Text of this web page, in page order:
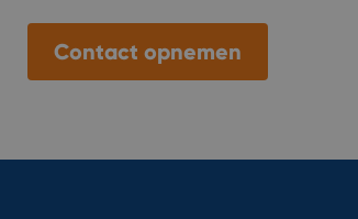
Contact opnemen